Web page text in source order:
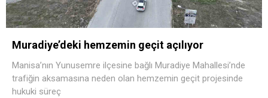
Muradiye’deki hemzemin geçit açılıyor
Manisa’nın Yunusemre ilçesine bağlı Muradiye Mahallesi’nde
trafiğin aksamasına neden olan hemzemin geçit projesinde
hukuki süreç